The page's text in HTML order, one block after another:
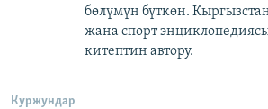
бөлүмүн бүткөн.
жана спорт
китептин автору.
Куржундар